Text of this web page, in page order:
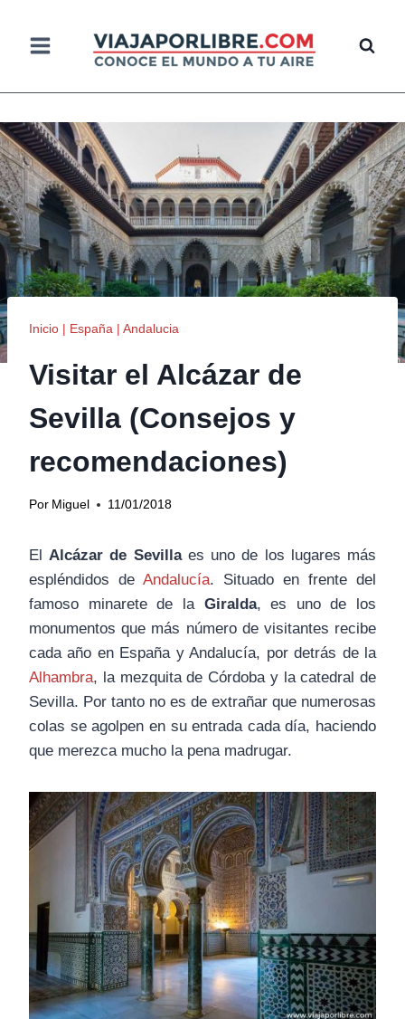
contenido
Inicio | España | Andalucia
Visitar el Alcázar de
Sevilla (Consejos y
recomendaciones)
Por Miguel 11/01/2018
ElAlcázar de Sevillaes uno de los lugares más
espléndidos de Andalucía. Situado en frente del
famoso minarete de la Giralda, es uno de los
monumentos que más número de visitantes recibe
cada año en España y Andalucía, por detrás de la
Alhambra, la mezquita de Córdoba y la catedral de
Sevilla. Por tanto no es de extrañar que numerosas
colas se agolpen en su entrada cada día, haciendo
que merezca mucho la pena madrugar.